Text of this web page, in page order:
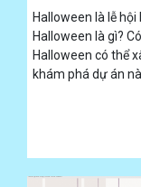
Halloween là lễ
Halloween là gì?
Halloween có thể
khám phá dự án